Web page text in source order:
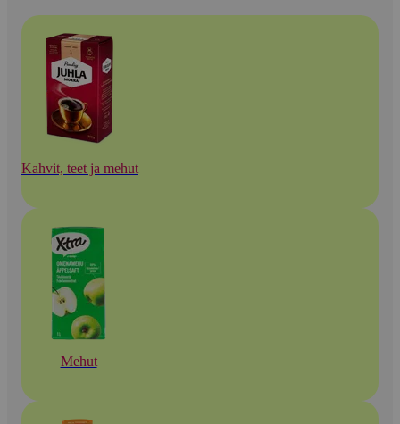
Kahvit, teet ja mehut
Mehut